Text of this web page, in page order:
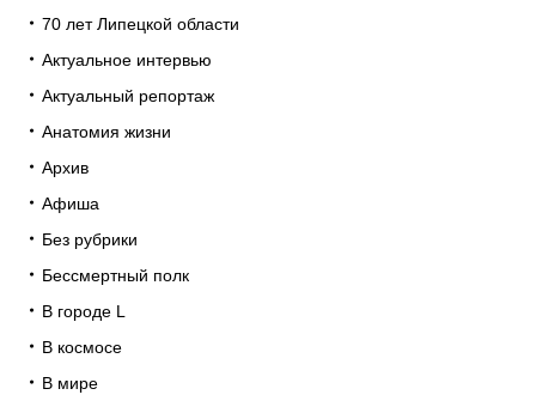
70 лет Липецкой области
Актуальное интервью
Актуальный репортаж
Анатомия жизни
Архив
Афиша
Без рубрики
Бессмертный полк
В городе L
В космосе
В мире